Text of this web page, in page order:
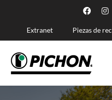
Extranet Piezas de